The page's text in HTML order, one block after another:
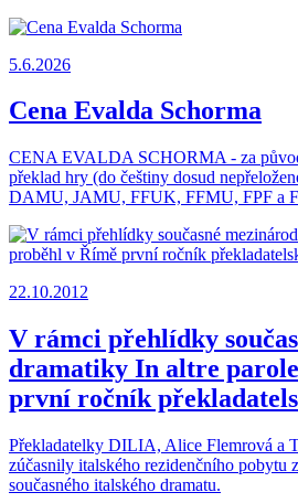
5.6.2026
Cena Evalda Schorma
CENA EVALDA SCHORMA - za
překlad hry (do češtiny dosud
DAMU, JAMU, FFUK, FFMU, FPF a
22.10.2012
V rámci přehlídky
dramatiky In altre
první ročník
Překladatelky DILIA, Alice Flemrová a
zúčasnily italského rezidenčního pobytu
současného italského dramatu.